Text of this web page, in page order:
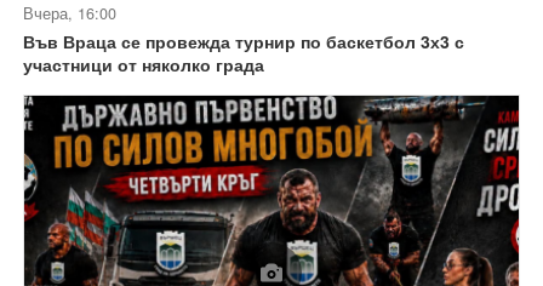
Вчера, 16:00
Във Враца се провежда турнир по баскетбол 3х3 с
участници от няколко града